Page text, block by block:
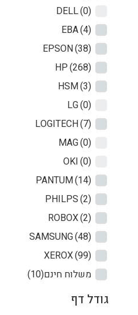
DELL(0)
EBA(4)
EPSON(38)
HP(268)
HSM(3)
LG(0)
LOGITECH(7)
MAG(0)
OKI(0)
PANTUM(14)
PHILPS(2)
ROBOX(2)
SAMSUNG(48)
XEROX(99)
משלוח חינם(10)
גודל דף